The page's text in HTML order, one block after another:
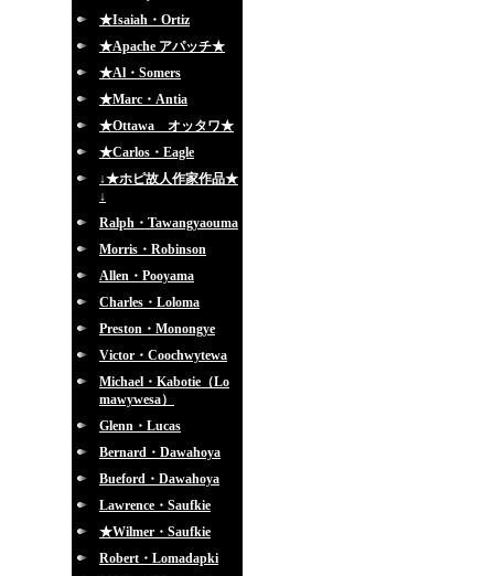
★Isaiah・Ortiz
★Apache アパッチ★
★Al・Somers
★Marc・Antia
★Ottawa オッタワ★
★Carlos・Eagle
↓★ホピ故人作家作品★
↓
Ralph・Tawangyaouma
Morris・Robinson
Allen・Pooyama
Charles・Loloma
Preston・Monongye
Victor・Coochwytewa
Michael・Kabotie（Lo
mawywesa）
Glenn・Lucas
Bernard・Dawahoya
Bueford・Dawahoya
Lawrence・Saufkie
★Wilmer・Saufkie
Robert・Lomadapki